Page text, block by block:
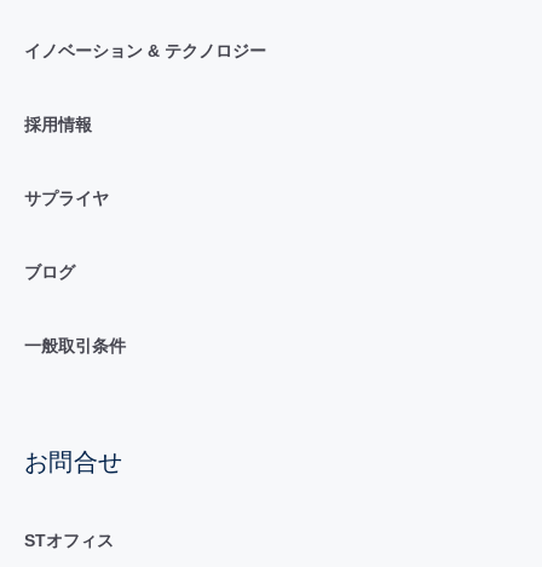
イノベーション & テクノロジー
採用情報
サプライヤ
ブログ
一般取引条件
お問合せ
STオフィス